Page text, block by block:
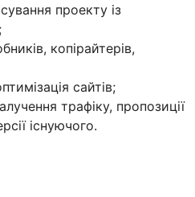
проекту із
копірайтерів,
сайтів;
трафіку, пропозиції
існуючого.